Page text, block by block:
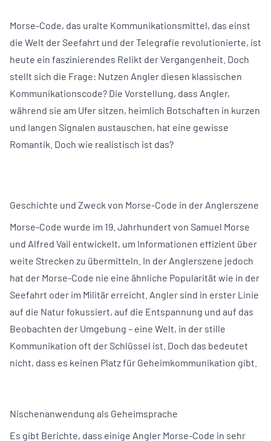
Morse-Code, das uralte Kommunikationsmittel, das einst
die Welt der Seefahrt und der Telegrafie revolutionierte, ist
heute ein faszinierendes Relikt der Vergangenheit. Doch
stellt sich die Frage: Nutzen Angler diesen klassischen
Kommunikationscode? Die Vorstellung, dass Angler,
während sie am Ufer sitzen, heimlich Botschaften in kurzen
und langen Signalen austauschen, hat eine gewisse
Romantik. Doch wie realistisch ist das?
Geschichte und Zweck von Morse-Code in der Anglerszene
Morse-Code wurde im 19. Jahrhundert von Samuel Morse
und Alfred Vail entwickelt, um Informationen effizient über
weite Strecken zu übermitteln. In der Anglerszene jedoch
hat der Morse-Code nie eine ähnliche Popularität wie in der
Seefahrt oder im Militär erreicht. Angler sind in erster Linie
auf die Natur fokussiert, auf die Entspannung und auf das
Beobachten der Umgebung – eine Welt, in der stille
Kommunikation oft der Schlüssel ist. Doch das bedeutet
nicht, dass es keinen Platz für Geheimkommunikation gibt.
Nischenanwendung als Geheimsprache
Es gibt Berichte, dass einige Angler Morse-Code in sehr